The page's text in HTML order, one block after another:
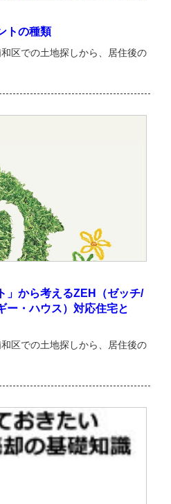
トの種類
区での土地探しから、居住後の
」から考えるZEH（ゼッチ/
ー・ハウス）対応住宅と
区での土地探しから、居住後の